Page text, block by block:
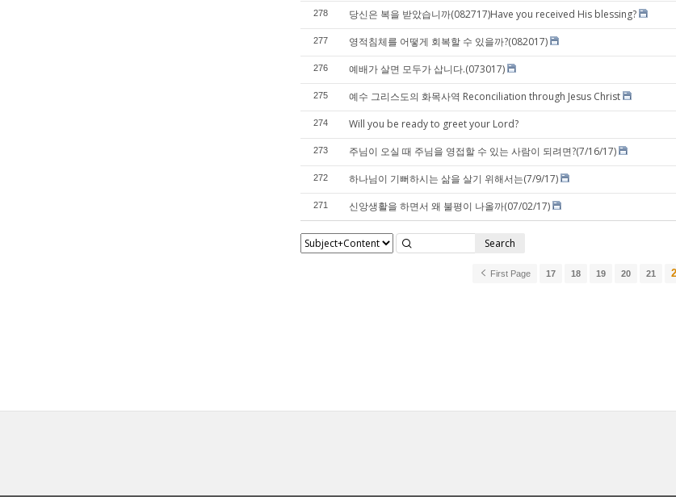
278 당신은 복을 받았습니까(082717)Have you received His blessing?
277 영적침체를 어떻게 회복할 수 있을까?(082017)
276 예배가 살면 모두가 삽니다.(073017)
275 예수 그리스도의 화목사역 Reconciliation through Jesus Christ
274 Will you be ready to greet your Lord?
273 주님이 오실 때 주님을 영접할 수 있는 사람이 되려면?(7/16/17)
272 하나님이 기뻐하시는 삶을 살기 위해서는(7/9/17)
271 신앙생활을 하면서 왜 불평이 나올까(07/02/17)
Search
First Page 17 18 19 20 21